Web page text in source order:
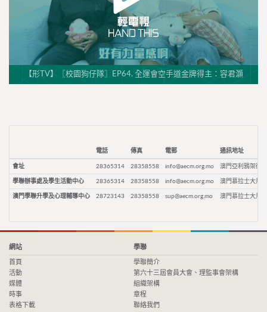
【形TV】〖校園狗仔隊〗EP64. 全運會空手道金牌得主：容君灝
電話 傳真 電郵 通訊地址
會址 28365314 28358558 info@aecm.org.mo 澳門亞利鴉架街9
學聯辦事處及學生活動中心 28365314 28358558 info@aecm.org.mo 澳門慕拉士大馬
澳門學聯升學及心理輔導中心 28723143 28358558 sup@aecm.org.mo 澳門慕拉士大馬
網站
首頁
活動
媒體
時事
表格下載
學聯
學聯簡介
第六十三屆會員大會、理監事會架構
組織架構
章程
聯絡我們